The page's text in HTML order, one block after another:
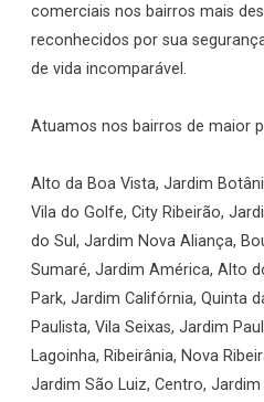
comerciais nos bairros mais
reconhecidos por sua
de vida incomparável.
Atuamos nos bairros de maior
Alto da Boa Vista, Jardim
Vila do Golfe, City Ribeirão,
do Sul, Jardim Nova Aliança,
Sumaré, Jardim América, Alto
Park, Jardim Califórnia, Quinta
Paulista, Vila Seixas, Jardim
Lagoinha, Ribeirânia, Nova
Jardim São Luiz, Centro,